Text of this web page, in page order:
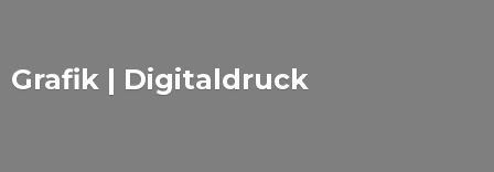
Grafik | Digitaldruck